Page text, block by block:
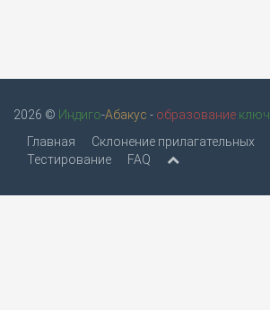
2026 © Индиго-Абакус - образование ключ
Главная
Склонение прилагательных
Тестирование
FAQ